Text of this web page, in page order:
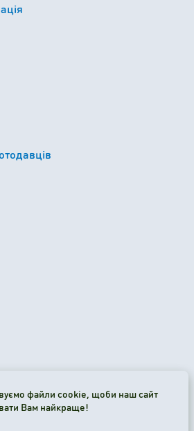
Kft. © Усі права застережено.
файли cookie, щоби наш сайт
Вам найкраще!